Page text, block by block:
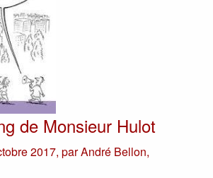
de Monsieur Hulot
2017, parAndré Bellon,